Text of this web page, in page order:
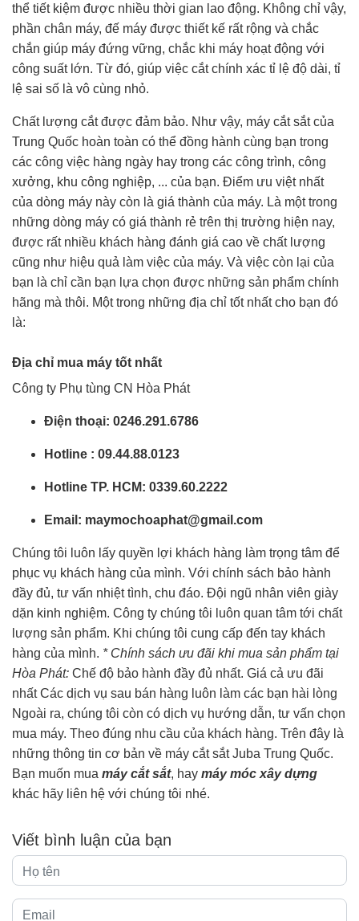
thể tiết kiệm được nhiều thời gian lao động. Không chỉ vậy,
phần chân máy, đế máy được thiết kế rất rộng và chắc
chắn giúp máy đứng vững, chắc khi máy hoạt động với
công suất lớn. Từ đó, giúp việc cắt chính xác tỉ lệ độ dài, tỉ
lệ sai số là vô cùng nhỏ.
Chất lượng cắt được đảm bảo. Như vậy, máy cắt sắt của
Trung Quốc hoàn toàn có thể đồng hành cùng bạn trong
các công việc hàng ngày hay trong các công trình, công
xưởng, khu công nghiệp, ... của bạn. Điểm ưu việt nhất
của dòng máy này còn là giá thành của máy. Là một trong
những dòng máy có giá thành rẻ trên thị trường hiện nay,
được rất nhiều khách hàng đánh giá cao về chất lượng
cũng như hiệu quả làm việc của máy. Và việc còn lại của
bạn là chỉ cần bạn lựa chọn được những sản phẩm chính
hãng mà thôi. Một trong những địa chỉ tốt nhất cho bạn đó
là:
Địa chỉ mua máy tốt nhất
Công ty Phụ tùng CN Hòa Phát
Điện thoại: 0246.291.6786
Hotline : 09.44.88.0123
Hotline TP. HCM: 0339.60.2222
Email: maymochoaphat@gmail.com
Chúng tôi luôn lấy quyền lợi khách hàng làm trọng tâm để
phục vụ khách hàng của mình. Với chính sách bảo hành
đầy đủ, tư vấn nhiệt tình, chu đáo. Đội ngũ nhân viên giày
dặn kinh nghiệm. Công ty chúng tôi luôn quan tâm tới chất
lượng sản phẩm. Khi chúng tôi cung cấp đến tay khách
hàng của mình. * Chính sách ưu đãi khi mua sản phẩm tại
Hòa Phát: Chế độ bảo hành đầy đủ nhất. Giá cả ưu đãi
nhất Các dịch vụ sau bán hàng luôn làm các bạn hài lòng
Ngoài ra, chúng tôi còn có dịch vụ hướng dẫn, tư vấn chọn
mua máy. Theo đúng nhu cầu của khách hàng. Trên đây là
những thông tin cơ bản về máy cắt sắt Juba Trung Quốc.
Bạn muốn mua máy cắt sắt, hay máy móc xây dựng
khác hãy liên hệ với chúng tôi nhé.
Viết bình luận của bạn